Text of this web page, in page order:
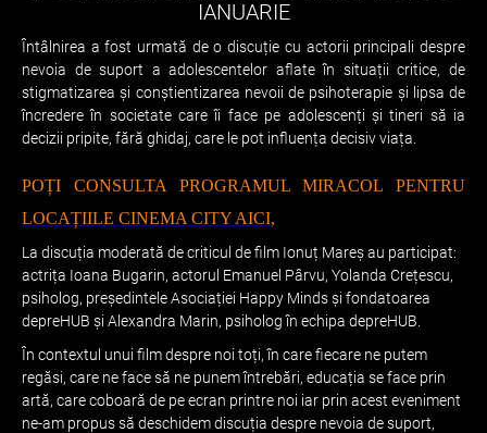
IANUARIE
Întâlnirea a fost urmată de o discuție cu actorii principali despre
nevoia de suport a adolescentelor aflate în situații critice, de
stigmatizarea și conștientizarea nevoii de psihoterapie și lipsa de
încredere în societate care îi face pe adolescenți și tineri să ia
decizii pripite, fără ghidaj, care le pot influența decisiv viața.
POȚI CONSULTA PROGRAMUL MIRACOL PENTRU
LOCAȚIILE CINEMA CITY AICI,
La discuția moderată de criticul de film Ionuț Mareș au participat:
actrița Ioana Bugarin, actorul Emanuel Pârvu, Yolanda Crețescu,
psiholog, președintele Asociației Happy Minds și fondatoarea
depreHUB și Alexandra Marin, psiholog în echipa depreHUB.
În contextul unui film despre noi toți, în care fiecare ne putem
regăsi, care ne face să ne punem întrebări, educația se face prin
artă, care coboară de pe ecran printre noi iar prin acest eveniment
ne-am propus să deschidem discuția despre nevoia de suport,